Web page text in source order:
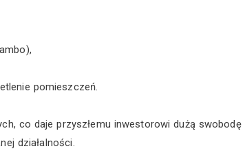
pomieszczeń.
co daje przyszłemu inwestorowi dużą swobodę
działalności.